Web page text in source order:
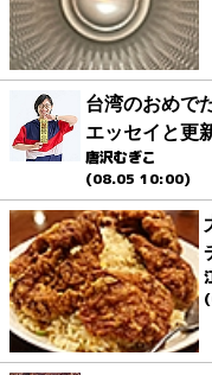
台湾のおめで
エッセイと更
唐沢むぎこ
(08.05 10:00)